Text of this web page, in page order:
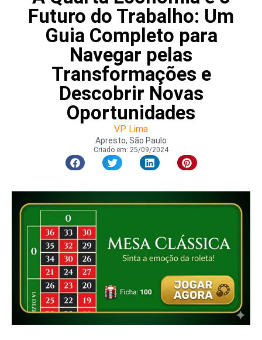
Futuro do Trabalho: Um
Guia Completo para
Navegar pelas
Transformações e
Descobrir Novas
Oportunidades
VP Lima
Apresto, São Paulo
Criado em: 25/09/2024